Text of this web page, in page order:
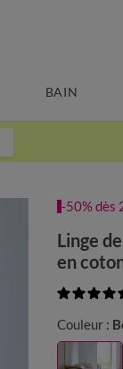
BAIN
-50% dès
Linge
en
Couleur :